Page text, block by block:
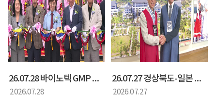
26.07.28 바이노텍 GMP 공장 준공식
2026.07.28
26.07.27 경상북도-일본 나라현 상호 교류협약 간담회
2026.07.27